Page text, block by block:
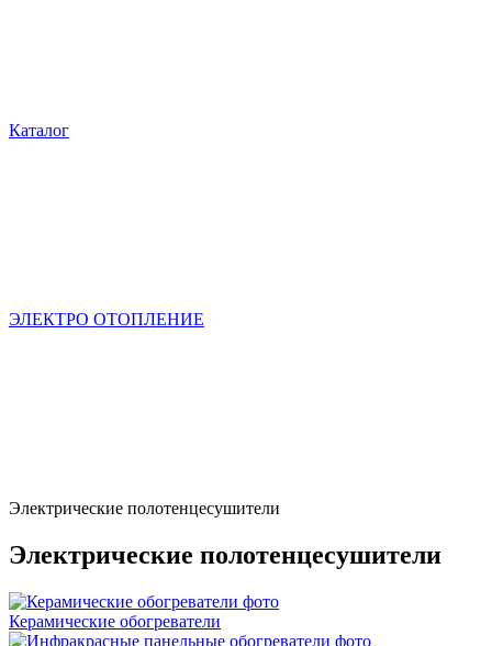
Каталог
ЭЛЕКТРО ОТОПЛЕНИЕ
Электрические полотенцесушители
Электрические полотенцесушители
Керамические обогреватели